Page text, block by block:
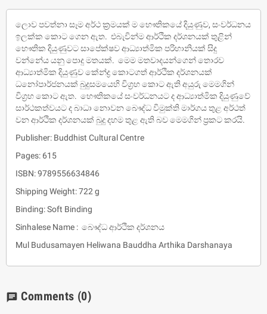
ලොව පවත්නා සෑම අර්ථ ක‍්‍රමයක් ම භෞතිකයේ දියුණුව, සංවර්ධනය
ඉලක්ක කොට ගෙන ඇත. එබැවින්ම ආර්ථික දර්ශනයක් තුළින්
භෞතික දියුණුවට සාපේක්ෂව ආධ්‍යාත්මික පරිහානියක් සිදු
වන්නේය යනු පොදු මතයක්. මෙම මතවාදයන්ගෙන් තොරව
ආධ්‍යාත්මික දියුණුව කේන්ද්‍ර කොටගත් ආර්ථික දර්ශනයක්
ධනෝපාර්ජනයක් බුදුසමයෙහි විග‍්‍රහ කොට ඇති අයුරු මෙමගින්
විග‍්‍රහ කොට ඇත. භෞතිකයේ සංවර්ධනයට ද ආධ්‍යාත්මික දියුණුවේ
සාර්ථකත්වයට ද බාධා නොවන බෞද්ධ විමුක්ති මාර්ගය තුළ අර්ථත්
වන ආර්ථික දර්ශනයක් බුදු දහම තුළ ඇති බව මෙමගින් ප‍්‍රකට කරයි.
Publisher: Buddhist Cultural Centre
Pages: 615
ISBN: 9789556634846
Shipping Weight: 722 g
Binding: Soft Binding
Sinhalese Name : බෞද්ධ ආර්ථික දර්ශනය
Mul Budusamayen Heliwana Bauddha Arthika Darshanaya
chat Comments (0)